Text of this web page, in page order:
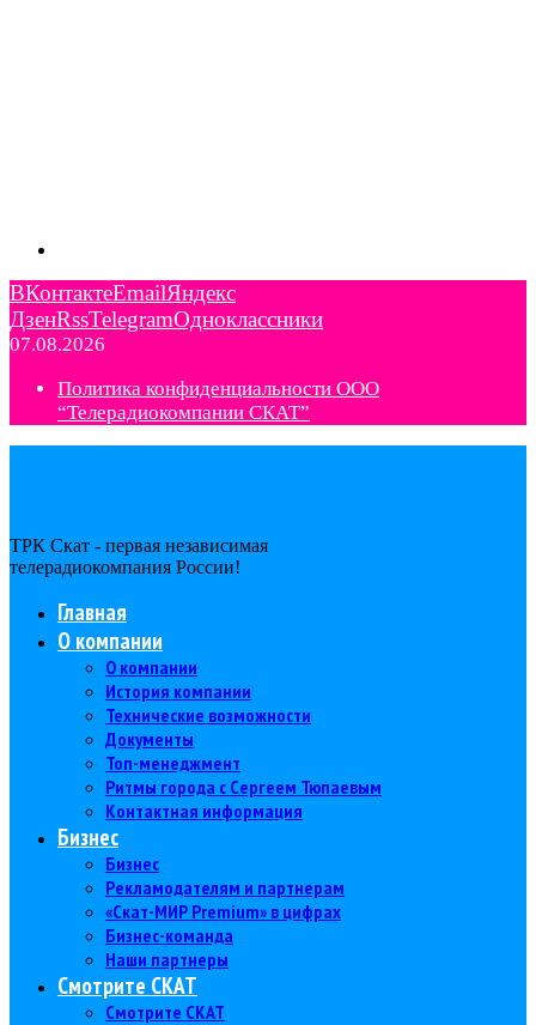
ВКонтактеEmailЯндекс
ДзенRssTelegramОдноклассники
07.08.2026
Политика конфиденциальности ООО
“Телерадиокомпании СКАТ”
ТРК Скат - первая независимая
телерадиокомпания Роcсии!
Главная
О компании
О компании
История компании
Технические возможности
Документы
Топ-менеджмент
Ритмы города с Сергеем Тюпаевым
Контактная информация
Бизнес
Бизнес
Рекламодателям и партнерам
«Скат-МИР Premium» в цифрах
Бизнес-команда
Наши партнеры
Смотрите СКАТ
Смотрите СКАТ